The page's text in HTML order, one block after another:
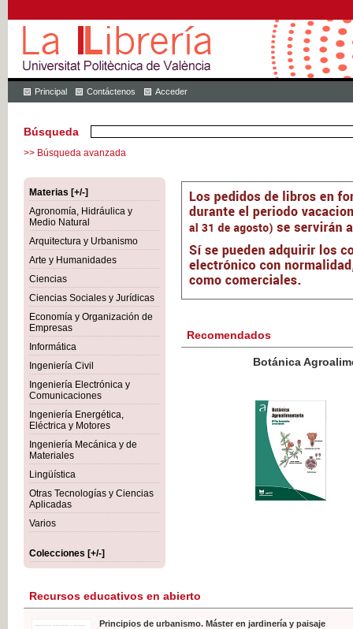
Principal Contáctenos Acceder
Búsqueda
>> Búsqueda avanzada
Materias [+/-]
Agronomía, Hidráulica y
Medio Natural
Arquitectura y Urbanismo
Arte y Humanidades
Ciencias
Ciencias Sociales y Jurídicas
Economía y Organización de
Empresas
Informática
Ingeniería Civil
Ingeniería Electrónica y
Comunicaciones
Ingeniería Energética,
Eléctrica y Motores
Ingeniería Mecánica y de
Materiales
Lingüística
Otras Tecnologías y Ciencias
Aplicadas
Varios
Colecciones [+/-]
Recomendados
Botánica Agroalimentaria
Recursos educativos en abierto
Principios de urbanismo. Máster en jardinería y paisaje